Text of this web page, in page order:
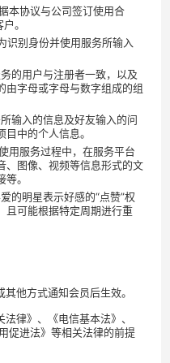
本协议与公司签订使用合
。
识别身份并使用服务所输入
的用户与注册者一致，以及
由字母或字母与数字组成的组
输入的信息及好友输入的问
中的个人信息。
用服务过程中，在服务平台
、图像、视频等信息形式的文
。
的明星表示好感的“点赞”权
且可能根据特定周期进行重
他方式通知会员后生效。
律》、《电信基本法》、
促进法》等相关法律的前提